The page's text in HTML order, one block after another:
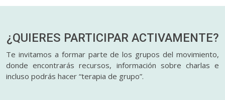
¿QUIERES PARTICIPAR ACTIVAMENTE?
Te invitamos a formar parte de los grupos del movimiento,
donde encontrarás recursos, información sobre charlas e
incluso podrás hacer “terapia de grupo”.